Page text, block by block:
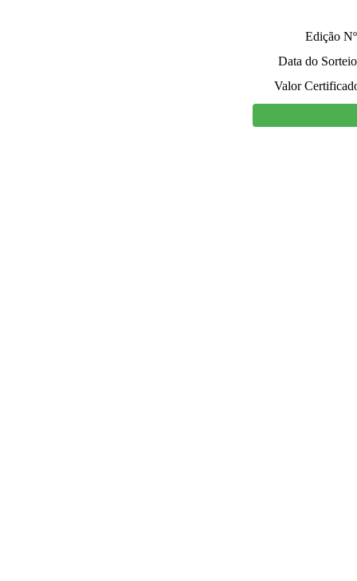
Edição
Data do
Valor